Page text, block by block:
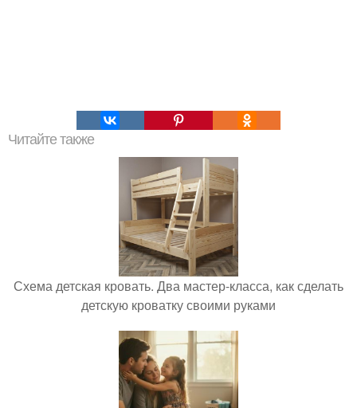
Читайте также
Схема детская кровать. Два мастер-класса, как сделать
детскую кроватку своими руками